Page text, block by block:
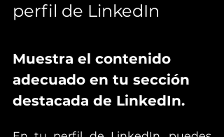
perfil de LinkedIn
Muestra el contenido
adecuado en tu sección
destacada de LinkedIn.